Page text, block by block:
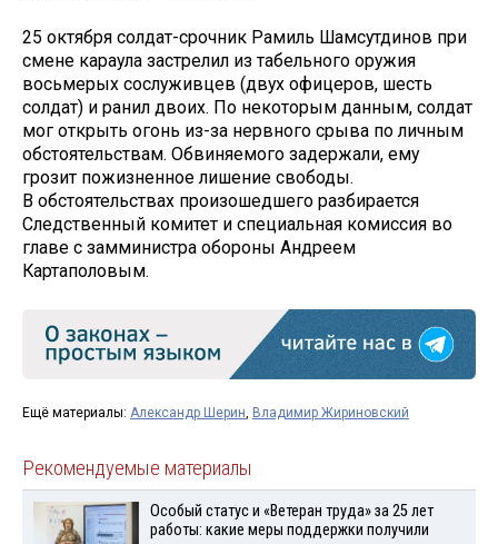
25 октября солдат-срочник Рамиль Шамсутдинов при
смене караула застрелил из табельного оружия
восьмерых сослуживцев (двух офицеров, шесть
солдат) и ранил двоих. По некоторым данным, солдат
мог открыть огонь из-за нервного срыва по личным
обстоятельствам. Обвиняемого задержали, ему
грозит пожизненное лишение свободы.
В обстоятельствах произошедшего разбирается
Следственный комитет и специальная комиссия во
главе с замминистра обороны Андреем
Картаполовым.
Ещё материалы: Александр Шерин Владимир Жириновский
Рекомендуемые материалы
Особый статус и «Ветеран труда» за 25 лет
работы: какие меры поддержки получили